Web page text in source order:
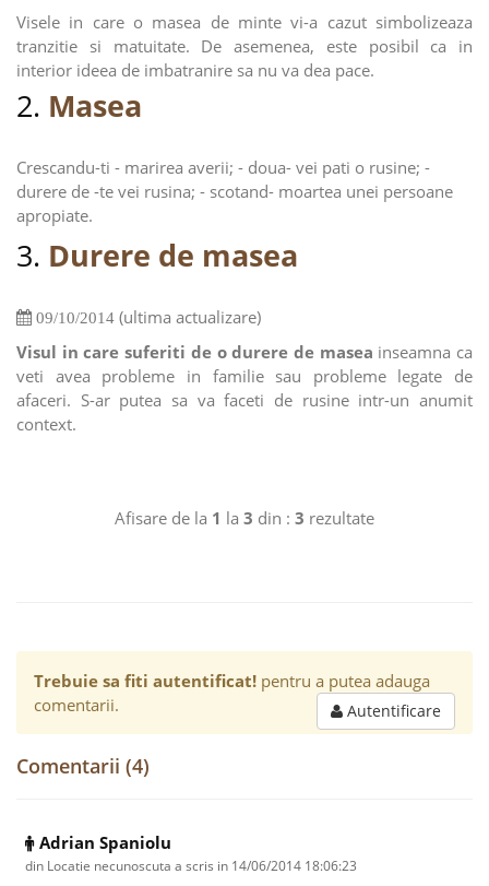
Visele in care o masea de minte vi-a cazut simbolizeaza
tranzitie si matuitate. De asemenea, este posibil ca in
interior ideea de imbatranire sa nu va dea pace.
2. Masea
Crescandu-ti - marirea averii; - doua- vei pati o rusine; -
durere de -te vei rusina; - scotand- moartea unei persoane
apropiate.
3. Durere de masea
09/10/2014 (ultima actualizare)
Visul in care suferiti de o durere de masea inseamna ca
veti avea probleme in familie sau probleme legate de
afaceri. S-ar putea sa va faceti de rusine intr-un anumit
context.
Afisare de la 1 la 3 din : 3 rezultate
Trebuie sa fiti autentificat! pentru a putea adauga
comentarii.
Autentificare
Comentarii (4)
Adrian Spaniolu
din Locatie necunoscuta a scris in 14/06/2014 18:06:23